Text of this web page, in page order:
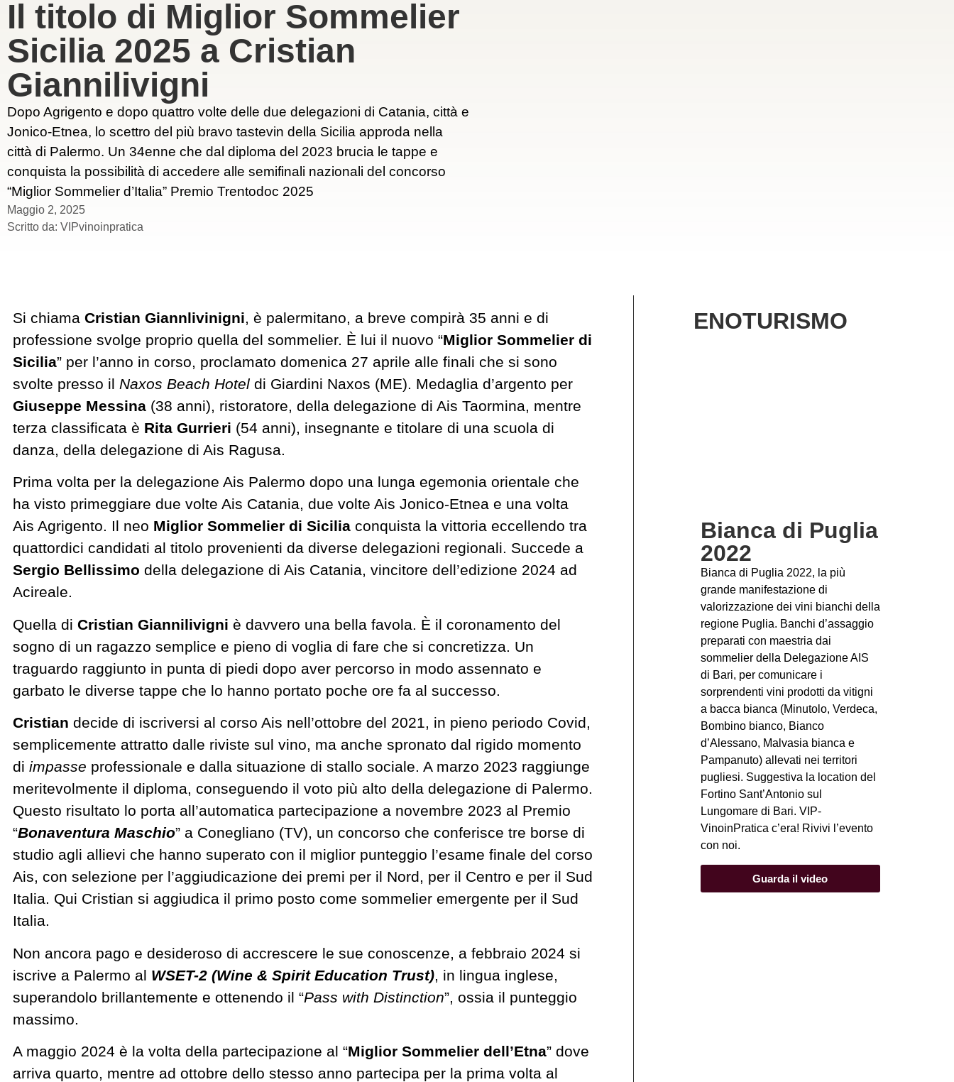
Il titolo di Miglior Sommelier
Sicilia 2025 a Cristian
Giannilivigni
Dopo Agrigento e dopo quattro volte delle due delegazioni di Catania, città e
Jonico-Etnea, lo scettro del più bravo tastevin della Sicilia approda nella
città di Palermo. Un 34enne che dal diploma del 2023 brucia le tappe e
conquista la possibilità di accedere alle semifinali nazionali del concorso
“Miglior Sommelier d’Italia” Premio Trentodoc 2025
Maggio 2, 2025
Scritto da: VIPvinoinpratica
Si chiama Cristian Giannlivinigni, è palermitano, a breve compirà 35 anni e di
professione svolge proprio quella del sommelier. È lui il nuovo “Miglior Sommelier di
Sicilia” per l’anno in corso, proclamato domenica 27 aprile alle finali che si sono
svolte presso il Naxos Beach Hotel di Giardini Naxos (ME). Medaglia d’argento per
Giuseppe Messina (38 anni), ristoratore, della delegazione di Ais Taormina, mentre
terza classificata è Rita Gurrieri (54 anni), insegnante e titolare di una scuola di
danza, della delegazione di Ais Ragusa.
Prima volta per la delegazione Ais Palermo dopo una lunga egemonia orientale che
ha visto primeggiare due volte Ais Catania, due volte Ais Jonico-Etnea e una volta
Ais Agrigento. Il neo Miglior Sommelier di Sicilia conquista la vittoria eccellendo tra
quattordici candidati al titolo provenienti da diverse delegazioni regionali. Succede a
Sergio Bellissimo della delegazione di Ais Catania, vincitore dell’edizione 2024 ad
Acireale.
Quella di Cristian Giannilivigni è davvero una bella favola. È il coronamento del
sogno di un ragazzo semplice e pieno di voglia di fare che si concretizza. Un
traguardo raggiunto in punta di piedi dopo aver percorso in modo assennato e
garbato le diverse tappe che lo hanno portato poche ore fa al successo.
Cristian decide di iscriversi al corso Ais nell’ottobre del 2021, in pieno periodo Covid,
semplicemente attratto dalle riviste sul vino, ma anche spronato dal rigido momento
di impasse professionale e dalla situazione di stallo sociale. A marzo 2023 raggiunge
meritevolmente il diploma, conseguendo il voto più alto della delegazione di Palermo.
Questo risultato lo porta all’automatica partecipazione a novembre 2023 al Premio
“Bonaventura Maschio” a Conegliano (TV), un concorso che conferisce tre borse di
studio agli allievi che hanno superato con il miglior punteggio l’esame finale del corso
Ais, con selezione per l’aggiudicazione dei premi per il Nord, per il Centro e per il Sud
Italia. Qui Cristian si aggiudica il primo posto come sommelier emergente per il Sud
Italia.
Non ancora pago e desideroso di accrescere le sue conoscenze, a febbraio 2024 si
iscrive a Palermo al WSET-2 (Wine & Spirit Education Trust) , in lingua inglese,
superandolo brillantemente e ottenendo il “Pass with Distinction”, ossia il punteggio
massimo.
A maggio 2024 è la volta della partecipazione al “Miglior Sommelier dell’Etna” dove
arriva quarto, mentre ad ottobre dello stesso anno partecipa per la prima volta al
ENOTURISMO
Bianca di Puglia
2022
Bianca di Puglia 2022, la più
grande manifestazione di
valorizzazione dei vini bianchi della
regione Puglia. Banchi d’assaggio
preparati con maestria dai
sommelier della Delegazione AIS
di Bari, per comunicare i
sorprendenti vini prodotti da vitigni
a bacca bianca (Minutolo, Verdeca,
Bombino bianco, Bianco
d’Alessano, Malvasia bianca e
Pampanuto) allevati nei territori
pugliesi. Suggestiva la location del
Fortino Sant’Antonio sul
Lungomare di Bari. VIP-
VinoinPratica c’era! Rivivi l’evento
con noi.
Guarda il video